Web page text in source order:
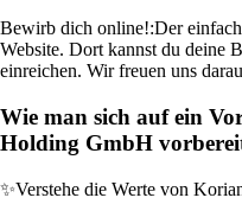
Bewirb dich online!:Der
Website. Dort kannst du deine
einreichen. Wir freuen uns
Wie man sich auf ein
Holding GmbH
✨Verstehe die Werte von